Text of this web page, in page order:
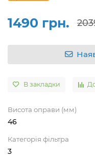
1490 грн.
В закладки
Висота оправи (мм)
46
Категорія фільтра
3